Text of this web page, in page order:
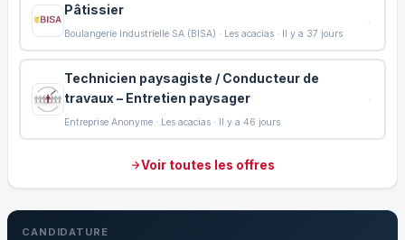
Pâtissier
Boulangerie Industrielle SA (BISA) · Les acacias · Il y a 37 jours
Technicien paysagiste / Conducteur de
travaux – Entretien paysager
Entreprise Anonyme · Les acacias · Il y a 46 jours
Voir toutes les offres
CANDIDATURE